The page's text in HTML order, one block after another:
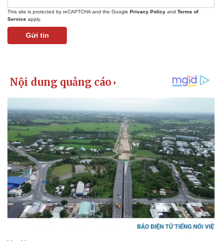
This site is protected by reCAPTCHA and the Google Privacy Policy and Terms of
Service apply.
Gửi tin